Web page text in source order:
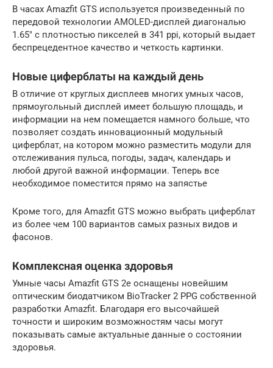
В часах Amazfit GTS используется произведенный по
передовой технологии AMOLED-дисплей диагональю
1.65″ с плотностью пикселей в 341 ppi, который выдает
беспрецедентное качество и четкость картинки.
Новые циферблаты на каждый день
В отличие от круглых дисплеев многих умных часов,
прямоугольный дисплей имеет большую площадь, и
информации на нем помещается намного больше, что
позволяет создать инновационный модульный
циферблат, на котором можно разместить модули для
отслеживания пульса, погоды, задач, календарь и
любой другой важной информации. Теперь все
необходимое поместится прямо на запястье
Кроме того, для Amazfit GTS можно выбрать циферблат
из более чем 100 вариантов самых разных видов и
фасонов.
Комплексная оценка здоровья
Умные часы Amazfit GTS 2e оснащены новейшим
оптическим биодатчиком BioTracker 2 PPG собственной
разработки Amazfit. Благодаря его высочайшей
точности и широким возможностям часы могут
показывать самые актуальные данные о состоянии
здоровья.